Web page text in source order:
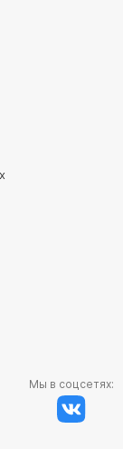
Мы в соцсетях: